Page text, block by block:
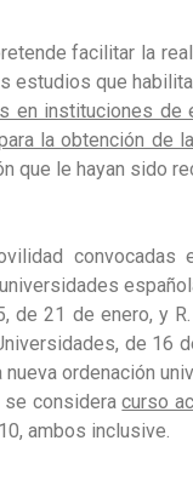
facilitar la
que
instituciones de
la obtención de
que le hayan sido
de 21 de enero, y
de
ordenación
se consideracurso
ambos inclusive.